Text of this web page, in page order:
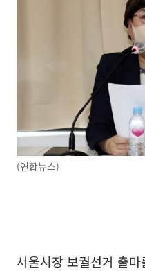
(연합뉴스)
서울시장 보궐선거 출